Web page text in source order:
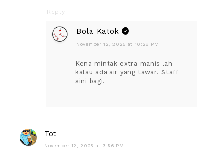
Reply
Bola Katok
November 12, 2025 at 10:28 PM
Kena mintak extra manis lah
kalau ada air yang tawar. Staff
sini bagi.
Tot
November 12, 2025 at 3:56 PM